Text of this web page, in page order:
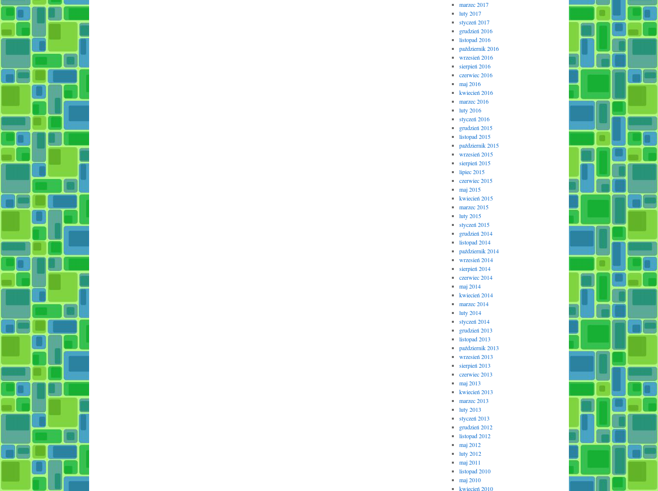
marzec 2017
luty 2017
styczeń 2017
grudzień 2016
listopad 2016
październik 2016
wrzesień 2016
sierpień 2016
czerwiec 2016
maj 2016
kwiecień 2016
marzec 2016
luty 2016
styczeń 2016
grudzień 2015
listopad 2015
październik 2015
wrzesień 2015
sierpień 2015
lipiec 2015
czerwiec 2015
maj 2015
kwiecień 2015
marzec 2015
luty 2015
styczeń 2015
grudzień 2014
listopad 2014
październik 2014
wrzesień 2014
sierpień 2014
czerwiec 2014
maj 2014
kwiecień 2014
marzec 2014
luty 2014
styczeń 2014
grudzień 2013
listopad 2013
październik 2013
wrzesień 2013
sierpień 2013
czerwiec 2013
maj 2013
kwiecień 2013
marzec 2013
luty 2013
styczeń 2013
grudzień 2012
listopad 2012
maj 2012
luty 2012
maj 2011
listopad 2010
maj 2010
kwiecień 2010